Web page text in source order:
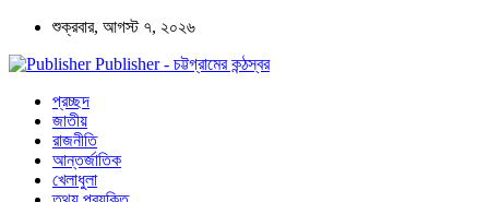
শুক্রবার, আগস্ট ৭, ২০২৬
Publisher - চট্টগ্রামের কন্ঠস্বর
প্রচ্ছদ
জাতীয়
রাজনীতি
আন্তর্জাতিক
খেলাধুলা